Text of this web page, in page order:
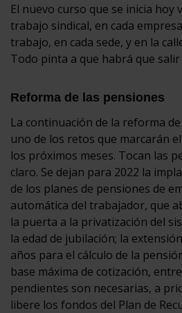
El nuevo curso que se inicia hoy
trabajo sindical, en cada
trabajo, en cada sede, y en la
Todo pinta a que habrá que
Reforma de las pensiones
La continuación de la reforma
uno de los retos que marcarán
los próximos meses. Tocan las
claro. Se dejan para 2022 la
de los planes de pensiones de
automática del trabajador, que
la puerta a la privatización del
la edad de jubilación; la
años para el cálculo de la
base máxima de cotización,
pendientes son necesarias, a
libere los fondos del Plan de